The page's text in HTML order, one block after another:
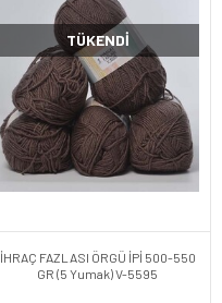
TÜKENDI
İHRAÇ FAZLASI ÖRGÜ İPİ 500-550
GR (5 Yumak) V-5595